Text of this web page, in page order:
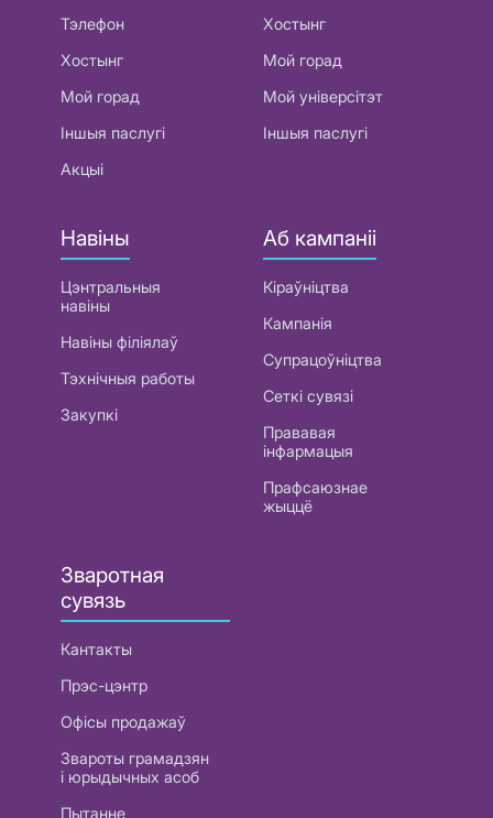
Тэлефон
Хостынг
Мой горад
Іншыя паслугі
Акцыі
Хостынг
Мой горад
Мой універсітэт
Іншыя паслугі
Навіны
Цэнтральныя
навіны
Навіны філіялаў
Тэхнічныя работы
Закупкі
Аб кампаніі
Кіраўніцтва
Кампанія
Супрацоўніцтва
Сеткі сувязі
Прававая
інфармацыя
Прафсаюзнае
жыццё
Зваротная
сувязь
Кантакты
Прэс-цэнтр
Офісы продажаў
Звароты грамадзян
і юрыдычных асоб
Пытанне